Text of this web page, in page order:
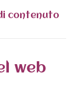
contenuto
web